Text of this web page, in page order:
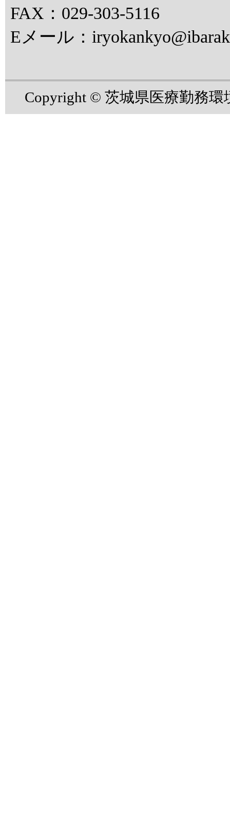
FAX：029-303-5116
Eメール：
Copyright © 茨城県医療勤務環